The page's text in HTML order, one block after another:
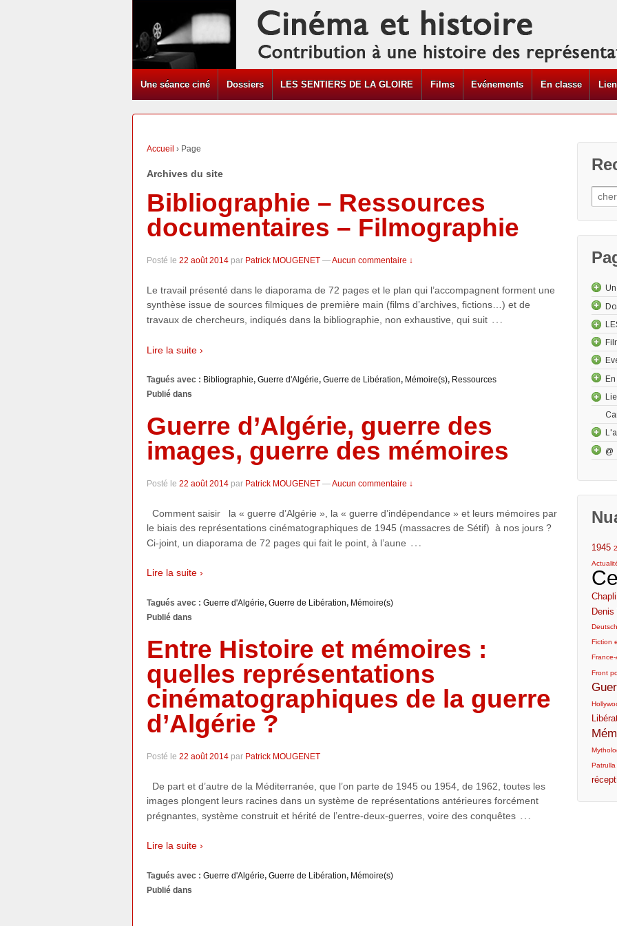
Une séance ciné Dossiers LES SENTIERS DE LA GLOIRE Films Evénements En classe
Accueil › Page
Archives du site
Bibliographie – Ressources
documentaires – Filmographie
Posté le 22 août 2014 par Patrick MOUGENET —Aucun commentaire ↓
Le travail présenté dans le diaporama de 72 pages et le plan qui l’accompagnent forment une
synthèse issue de sources filmiques de première main (films d’archives, fictions…) et de
travaux de chercheurs, indiqués dans la bibliographie, non exhaustive, qui suit …
Lire la suite ›
Tagués avec : Bibliographie, Guerre d'Algérie, Guerre de Libération, Mémoire(s), Ressources
Publié dans
Guerre d’Algérie, guerre des
images, guerre des mémoires
Posté le 22 août 2014 par Patrick MOUGENET —Aucun commentaire ↓
Comment saisir la « guerre d’Algérie », la « guerre d’indépendance » et leurs mémoires par
le biais des représentations cinématographiques de 1945 (massacres de Sétif) à nos jours ?
Ci-joint, un diaporama de 72 pages qui fait le point, à l’aune …
Lire la suite ›
Tagués avec : Guerre d'Algérie, Guerre de Libération, Mémoire(s)
Publié dans
Entre Histoire et mémoires :
quelles représentations
cinématographiques de la guerre
d’Algérie ?
Posté le 22 août 2014 par Patrick MOUGENET
De part et d’autre de la Méditerranée, que l’on parte de 1945 ou 1954, de 1962, toutes les
images plongent leurs racines dans un système de représentations antérieures forcément
prégnantes, système construit et hérité de l’entre-deux-guerres, voire des conquêtes …
Lire la suite ›
Tagués avec : Guerre d'Algérie, Guerre de Libération, Mémoire(s)
Publié dans
@
1945
Fiction
Front
Patrulla